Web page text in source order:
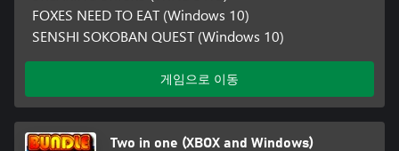
FOXES NEED TO EAT (Windows 10)
SENSHI SOKOBAN QUEST (Windows 10)
게임으로 이동
Two in one (XBOX and Windows)